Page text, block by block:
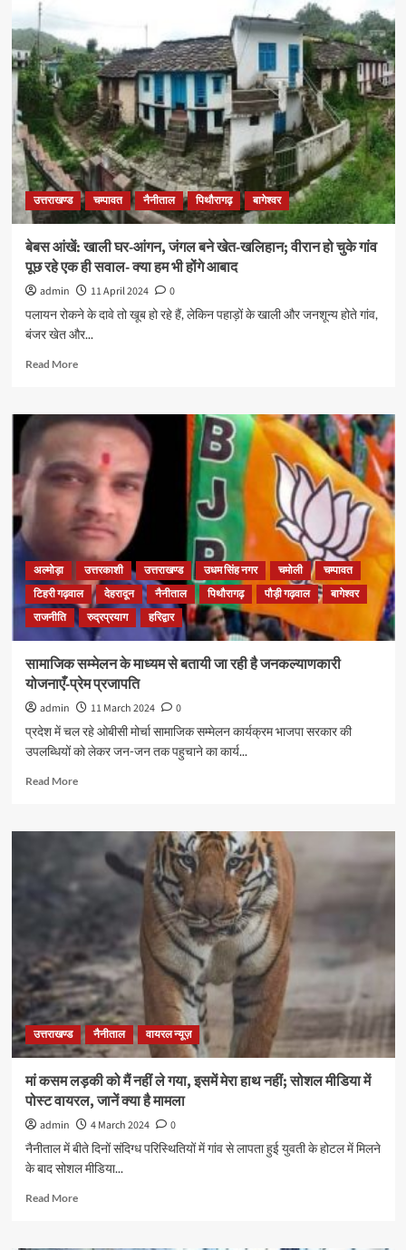
उत्तराखण्ड चम्पावत नैनीताल पिथौरागढ़ बागेश्वर
बेबस आंखें: खाली घर-आंगन, जंगल बने खेत-खलिहान; वीरान हो चुके गांव
पूछ रहे एक ही सवाल- क्या हम भी होंगे आबाद
admin 11 April 2024
0
पलायन रोकने के दावे तो खूब हो रहे हैं, लेकिन पहाड़ों के खाली और जनशून्य होते गांव,
बंजर खेत और...
Read More
अल्मोड़ा उत्तरकाशी उत्तराखण्ड उधम सिंह नगर चमोली
चम्पावत
टिहरी गढ़वाल
देहरादून नैनीताल पिथौरागढ़ पौड़ी गढ़वाल
बागेश्वर
राजनीति
रुद्रप्रयाग हरिद्वार
सामाजिक सम्मेलन के माध्यम से बतायी जा रही है जनकल्याणकारी
योजनाएँ-प्रेम प्रजापति
admin 11 March 2024
0
प्रदेश में चल रहे ओबीसी मोर्चा सामाजिक सम्मेलन कार्यक्रम भाजपा सरकार की
उपलब्धियों को लेकर जन-जन तक पहुचाने का कार्य...
Read More
उत्तराखण्ड नैनीताल वायरल न्यूज़
मां कसम लड़की को मैं नहीं ले गया, इसमें मेरा हाथ नहीं; सोशल मीडिया में
पोस्ट वायरल, जानें क्या है मामला
admin 4 March 2024
0
नैनीताल में बीते दिनों संदिग्ध परिस्थितियों में गांव से लापता हुई युवती के होटल में मिलने
के बाद सोशल मीडिया...
Read More